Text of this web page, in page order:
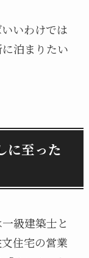
いわけでは
泊まりたい
に至った
級建築士と
住宅の営業